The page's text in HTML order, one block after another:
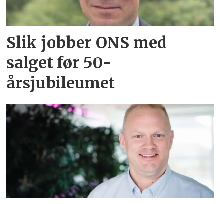
Slik jobber ONS med
salget før 50-
årsjubileumet